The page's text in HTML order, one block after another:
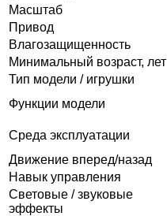
Масштаб
Привод
Влагозащищенность
Минимальный возраст, лет
Тип модели / игрушки
Функции модели
Среда эксплуатации
Движение вперед/назад
Навык управления
Световые / звуковые
эффекты